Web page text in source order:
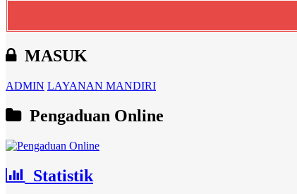
MASUK
ADMIN LAYANAN MANDIRI
Pengaduan Online
Statistik